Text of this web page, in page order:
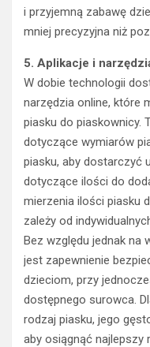
i przyjemną zabawę
mniej precyzyjna niż
5. Aplikacje i
W dobie technologii
narzędzia online, które
piasku do piaskownicy.
dotyczące wymiarów
piasku, aby dostarczyć
dotyczące ilości do
mierzenia ilości piasku
zależy od
Bez względu jednak na
jest zapewnienie
dzieciom, przy
dostępnego surowca.
rodzaj piasku, jego
aby osiągnąć najlepszy